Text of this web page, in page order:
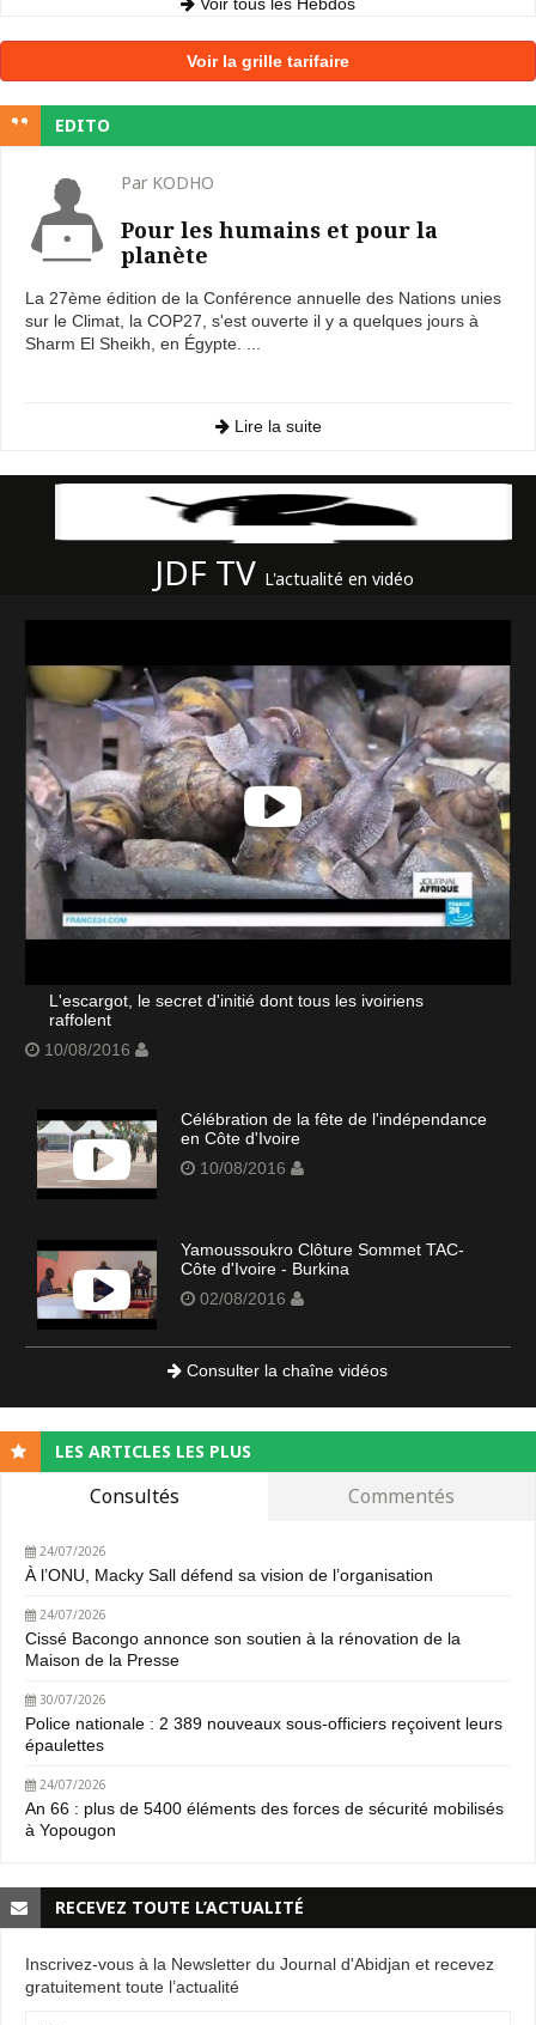
Voir la grille tarifaire
EDITO
Par KODHO
Pour les humains et pour la
planète
La 27ème édition de la Conférence annuelle des Nations unies
sur le Climat, la COP27, s'est ouverte il y a quelques jours à
Sharm El Sheikh, en Égypte. ...
Lire la suite
JDF TV L'actualité en vidéo
L'escargot, le secret d'initié dont tous les ivoiriens
raffolent
10/08/2016
Célébration de la fête de l'indépendance
en Côte d'Ivoire
10/08/2016
Yamoussoukro Clôture Sommet TAC-
Côte d'Ivoire - Burkina
02/08/2016
Consulter la chaîne vidéos
LES ARTICLES LES PLUS
Consultés Commentés
24/07/2026
À l’ONU, Macky Sall défend sa vision de l’organisation
24/07/2026
Cissé Bacongo annonce son soutien à la rénovation de la
Maison de la Presse
30/07/2026
Police nationale : 2 389 nouveaux sous-officiers reçoivent leurs
épaulettes
24/07/2026
An 66 : plus de 5400 éléments des forces de sécurité mobilisés
à Yopougon
RECEVEZ TOUTE L’ACTUALITÉ
Inscrivez-vous à la Newsletter du Journal d'Abidjan et recevez
gratuitement toute l’actualité